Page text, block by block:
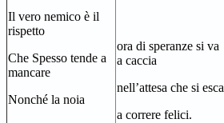
Il vero nemico è il
rispetto
Che Spesso tende a
mancare
Nonché la noia
ora di speranze si va
a caccia
nell’attesa che si esca
a correre felici.